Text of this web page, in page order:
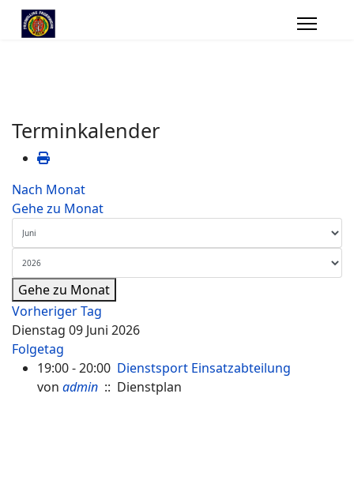
Terminkalender
Nach Monat
Gehe zu Monat
Gehe zu Monat
Vorheriger Tag
Dienstag 09 Juni 2026
Folgetag
19:00 - 20:00 Dienstsport Einsatzabteilung
von admin :: Dienstplan